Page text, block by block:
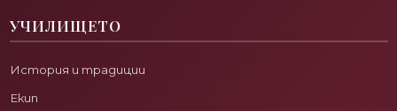
УЧИЛИЩЕТО
История и традиции
Екип